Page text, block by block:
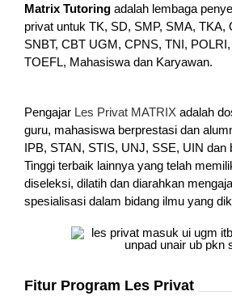
Matrix Tutoring adalah lembaga
privat untuk TK, SD, SMP, SMA, TKA,
SNBT, CBT UGM, CPNS, TNI, POLRI,
TOEFL, Mahasiswa dan Karyawan.
Pengajar Les Privat MATRIX adalah
guru, mahasiswa berprestasi dan
IPB, STAN, STIS, UNJ, SSE, UIN dan
Tinggi terbaik lainnya yang telah
diseleksi, dilatih dan diarahkan
spesialisasi dalam bidang ilmu yang
Fitur Program Les Privat